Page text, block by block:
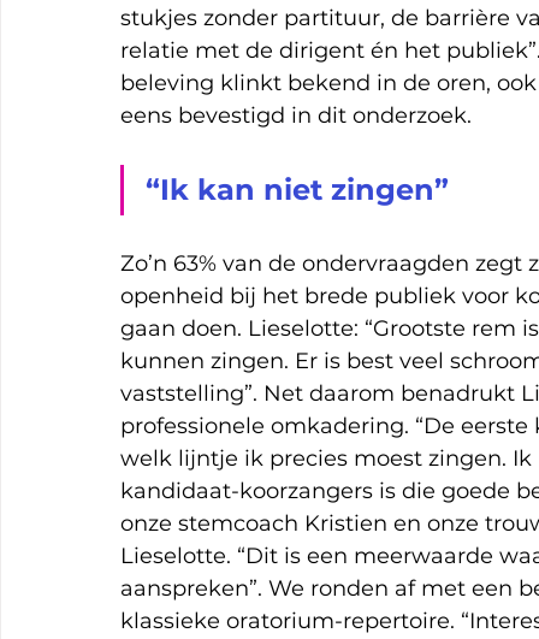
stukjes zonder partituur, de barrière
relatie met de dirigent én het
beleving klinkt bekend in de oren,
eens bevestigd in dit onderzoek.
“Ik kan niet zingen”
Zo’n 63% van de ondervraagden
openheid bij het brede publiek voor
gaan doen. Lieselotte: “Grootste rem
kunnen zingen. Er is best veel
vaststelling”. Net daarom benadrukt
professionele omkadering. “De
welk lijntje ik precies moest zingen.
kandidaat-koorzangers is die goede
onze stemcoach Kristien en onze
Lieselotte. “Dit is een meerwaarde
aanspreken”. We ronden af met een
klassieke oratorium-repertoire.